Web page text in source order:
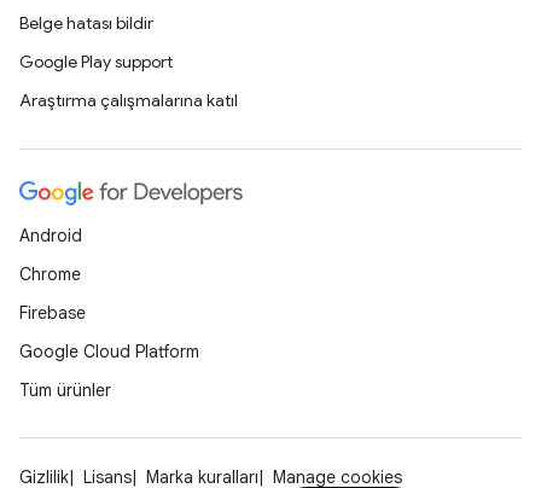
Belge hatası bildir
Google Play support
Araştırma çalışmalarına katıl
Android
Chrome
Firebase
Google Cloud Platform
Tüm ürünler
Gizlilik Lisans Marka kuralları Manage cookies